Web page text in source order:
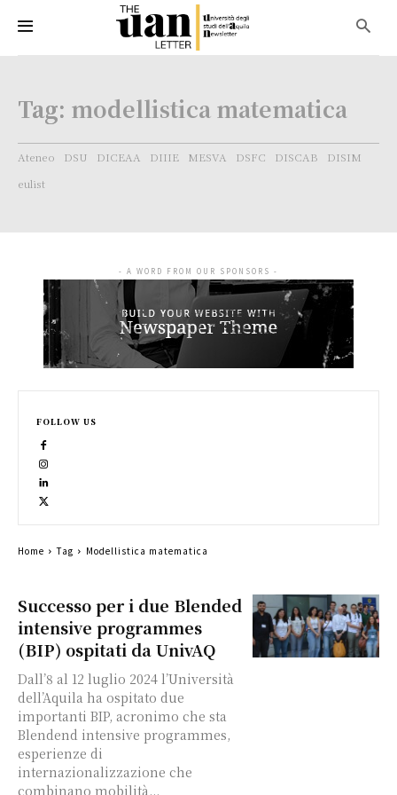
Tag: modellistica matematica
Ateneo DSU DICEAA DIIIE MESVA DSFC DISCAB
DISIM
eulist
Successo per i due Blended
intensive programmes
(BIP) ospitati da UnivAQ
Dall’8 al 12 luglio 2024 l’Università
dell’Aquila ha ospitato due
importanti BIP, acronimo che sta
Blendend intensive programmes,
esperienze di
internazionalizzazione che
combinano mobilità...
- A WORD FROM OUR SPONSORS -
FOLLOW US
Home Tag Modellistica matematica